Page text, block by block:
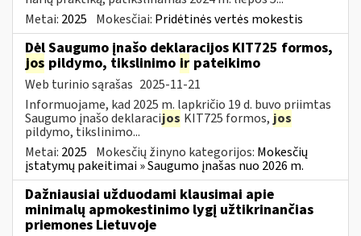
Metai: 2025 Mokesčiai: Pridėtinės vertės mokestis
Dėl Saugumo įnašo deklaracijos KIT725 formos,
jos pildymo, tikslinimo ir pateikimo
Web turinio sąrašas 2025-11-21
Informuojame, kad 2025 m. lapkričio 19 d. buvo priimtas
Saugumo įnašo deklaracijos KIT725 formos, jos
pildymo, tikslinimo...
Metai: 2025 Mokesčių žinyno kategorijos: Mokesčių
įstatymų pakeitimai » Saugumo įnašas nuo 2026 m.
Dažniausiai užduodami klausimai apie
minimalų apmokestinimo lygį užtikrinančias
priemones Lietuvoje